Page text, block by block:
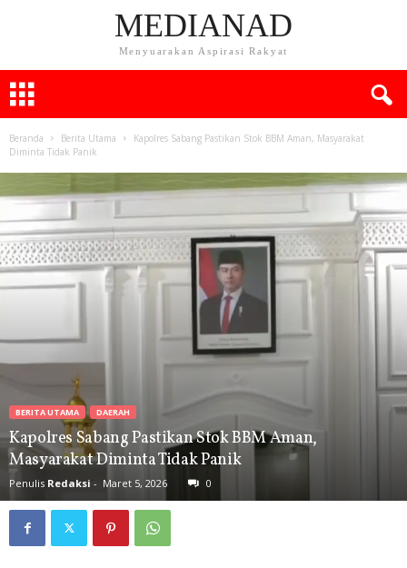
MEDIANAD
Menyuarakan Aspirasi Rakyat
Beranda Berita Utama
Kapolres Sabang Pastikan Stok BBM Aman, Masyarakat
Diminta Tidak Panik
BERITA UTAMA DAERAH
Kapolres Sabang Pastikan Stok BBM Aman,
Masyarakat Diminta Tidak Panik
Penulis Redaksi - Maret 5, 2026 0